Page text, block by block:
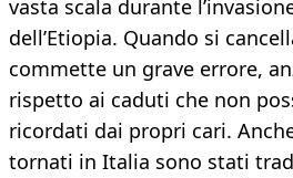
vasta scala durante
dell’Etiopia. Quando si
commette un grave errore,
rispetto ai caduti che non
ricordati dai propri cari.
tornati in Italia sono stati